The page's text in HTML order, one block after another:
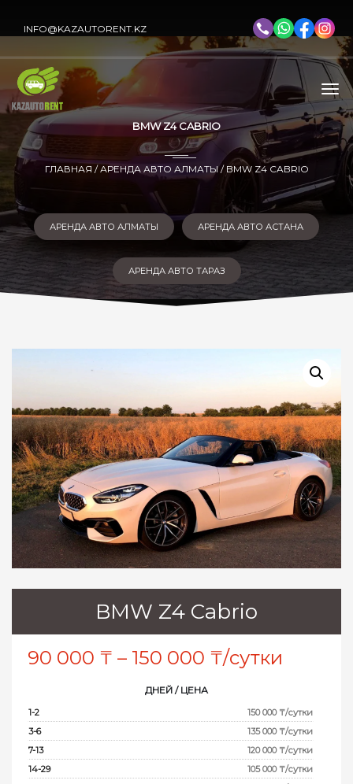
INFO@KAZAUTORENT.KZ
BMW Z4 CABRIO
ГЛАВНАЯ /АРЕНДА АВТО АЛМАТЫ/ BMW Z4 CABRIO
АРЕНДА АВТО АЛМАТЫ АРЕНДА АВТО АСТАНА
АРЕНДА АВТО ТАРАЗ
BMW Z4 Cabrio
90 000 ₸ – 150 000 ₸/сутки
ДНЕЙ / ЦЕНА
1-2 150 000 ₸/сутки
3-6
135 000 ₸/сутки
7-13
120 000 ₸/сутки
14-29
105 000 ₸/сутки